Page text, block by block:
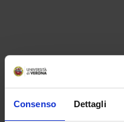
Consenso Dettagli
GOVERNANCE